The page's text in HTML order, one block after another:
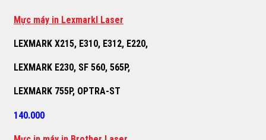
Mực máy in Lexmarkl Laser
LEXMARK X215, E310, E312, E220,
LEXMARK E230, SF 560, 565P,
LEXMARK 755P, OPTRA-ST
140.000